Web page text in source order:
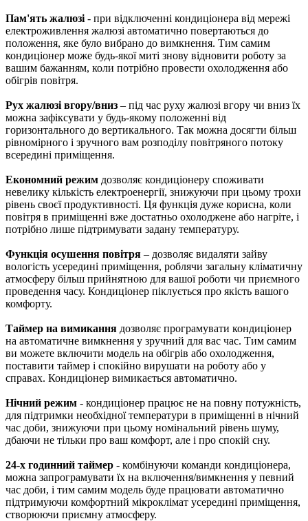
Пам'ять жалюзі - при відключенні кондиціонера від мережі
електроживлення жалюзі автоматично повертаються до
положення, яке було вибрано до вимкнення. Тим самим
кондиціонер може будь-якої миті знову відновити роботу за
вашим бажанням, коли потрібно провести охолодження або
обігрів повітря.
Рух жалюзі вгору/вниз – під час руху жалюзі вгору чи вниз їх
можна зафіксувати у будь-якому положенні від
горизонтального до вертикального. Так можна досягти більш
рівномірного і зручного вам розподілу повітряного потоку
всередині приміщення.
Економний режим дозволяє кондиціонеру споживати
невелику кількість електроенергії, знижуючи при цьому трохи
рівень своєї продуктивності. Ця функція дуже корисна, коли
повітря в приміщенні вже достатньо охолоджене або нагріте, і
потрібно лише підтримувати задану температуру.
Функція осушення повітря – дозволяє видаляти зайву
вологість усередині приміщення, роблячи загальну кліматичну
атмосферу більш прийнятною для вашої роботи чи приємного
проведення часу. Кондиціонер піклується про якість вашого
комфорту.
Таймер на вимикання дозволяє програмувати кондиціонер
на автоматичне вимкнення у зручний для вас час. Тим самим
ви можете включити модель на обігрів або охолодження,
поставити таймер і спокійно вирушати на роботу або у
справах. Кондиціонер вимикається автоматично.
Нічний режим - кондиціонер працює не на повну потужність,
для підтримки необхідної температури в приміщенні в нічний
час доби, знижуючи при цьому номінальний рівень шуму,
дбаючи не тільки про ваш комфорт, але і про спокій сну.
24-х годинний таймер - комбінуючи команди кондиціонера,
можна запрограмувати їх на включення/вимкнення у певний
час доби, і тим самим модель буде працювати автоматично
підтримуючи комфортний мікроклімат усередині приміщення,
створюючи приємну атмосферу.